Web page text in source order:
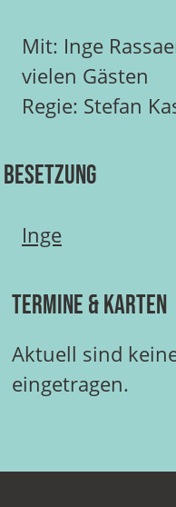
Mit: Inge
vielen Gästen
Regie: Stefan
Besetzung
Inge
Termine & Karten
Aktuell sind
eingetragen.